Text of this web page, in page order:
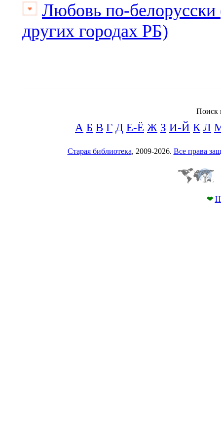
Любовь по-белорусски
других городах РБ)
Поиск
А Б В Г Д Е-Ё Ж З И-Й К Л
Старая библиотека, 2009-2026. Все права
❤